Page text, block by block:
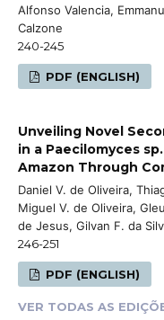
Alfonso Valencia,
Calzone
240-245
PDF (ENGLISH)
Unveiling Novel
in a Paecilomyces
Amazon Through
Daniel V. de Oliveira,
Miguel V. de Oliveira,
de Jesus, Gilvan F. da
246-251
PDF (ENGLISH)
VER TODAS AS